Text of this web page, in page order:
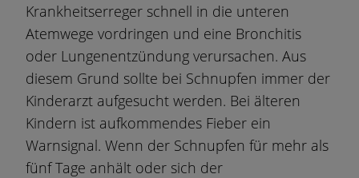
Krankheitserreger schnell in die unteren
Atemwege vordringen und eine Bronchitis
oder Lungenentzündung verursachen. Aus
diesem Grund sollte bei Schnupfen immer der
Kinderarzt aufgesucht werden. Bei älteren
Kindern ist aufkommendes Fieber ein
Warnsignal. Wenn der Schnupfen für mehr als
fünf Tage anhält oder sich der